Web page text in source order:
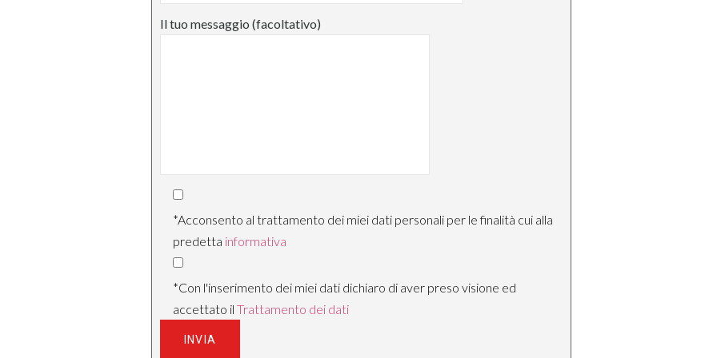
Il tuo messaggio (facoltativo)
*Acconsento al trattamento dei miei dati personali per le finalità cui alla
predetta informativa
*Con l'inserimento dei miei dati dichiaro di aver preso visione ed
accettato il Trattamento dei dati